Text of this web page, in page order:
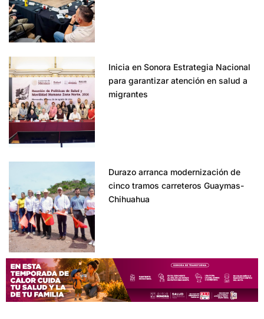
Inicia en Sonora Estrategia Nacional
para garantizar atención en salud a
migrantes
Durazo arranca modernización de
cinco tramos carreteros Guaymas-
Chihuahua